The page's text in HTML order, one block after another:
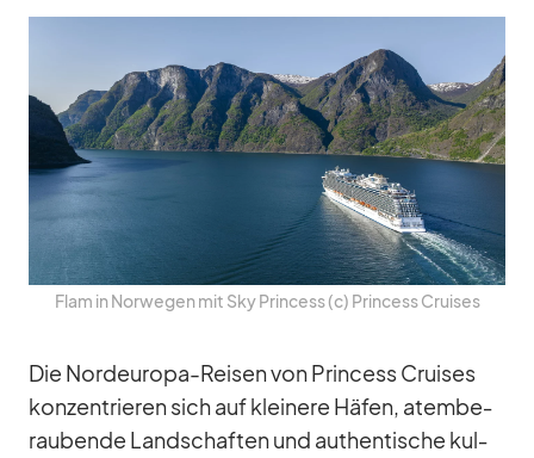
Flam in Nor­we­gen mit Sky Prin­cess (c) Prin­cess Crui­ses
Die Nord­eu­ropa-Rei­sen von Prin­cess Crui­ses
kon­zen­trie­ren sich auf klei­nere Hä­fen, atem­be­
rau­bende Land­schaf­ten und au­then­ti­sche kul­